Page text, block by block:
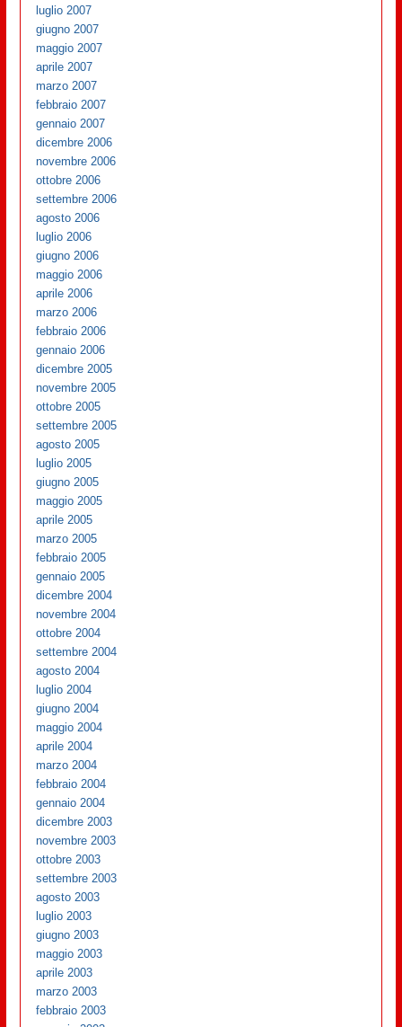
luglio 2007
giugno 2007
maggio 2007
aprile 2007
marzo 2007
febbraio 2007
gennaio 2007
dicembre 2006
novembre 2006
ottobre 2006
settembre 2006
agosto 2006
luglio 2006
giugno 2006
maggio 2006
aprile 2006
marzo 2006
febbraio 2006
gennaio 2006
dicembre 2005
novembre 2005
ottobre 2005
settembre 2005
agosto 2005
luglio 2005
giugno 2005
maggio 2005
aprile 2005
marzo 2005
febbraio 2005
gennaio 2005
dicembre 2004
novembre 2004
ottobre 2004
settembre 2004
agosto 2004
luglio 2004
giugno 2004
maggio 2004
aprile 2004
marzo 2004
febbraio 2004
gennaio 2004
dicembre 2003
novembre 2003
ottobre 2003
settembre 2003
agosto 2003
luglio 2003
giugno 2003
maggio 2003
aprile 2003
marzo 2003
febbraio 2003